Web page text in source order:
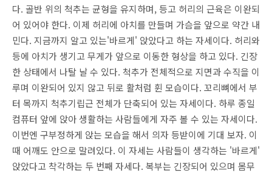
다. 골반 위의 척추는 균형을 유지하며, 등고 허리의 근육은 이완되
어 있어야 한다. 이제 허리에 아치를 만들며 가슴을 앞으로 약간 내
민다. 지금까지 알고 있는'바르게' 앉았다고 하는 자세이다. 허리와
등에 아치가 생기고 무게가 앞으로 이동한 형상을 하고 있다. 긴장
한 상태에서 나탈 날 수 있다. 척추가 전체적으로 지면과 수직을 이
루며 이완되어 있지 않고 뒤로 활처럼 휜 모습이다. 꼬리뼈에서 부
터 목까지 척추기립근 전체가 단축되어 있는 자세이다. 하루 종일
컴퓨터 앞에 앉아 생활하는 사람들에게 자주 볼 수 있는 자세이다.
이번엔 구부정하게 앉는 모습을 해서 의자 등받이에 기대 보자. 이
때 어깨도 안으로 말려있다. 이 자세는 사람들이 생각하는 '바르게'
앉았다고 착각하는 두 번째 자세다. 복부는 긴장되어 있으며 몸무